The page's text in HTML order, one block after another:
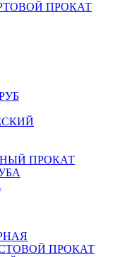
ПРОКАТ
ПРОКАТ
ПРОКАТ